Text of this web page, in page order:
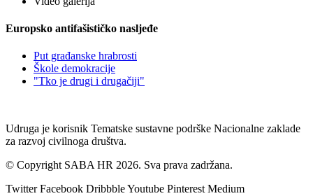
Europsko antifašističko nasljeđe
Put građanske hrabrosti
Škole demokracije
"Tko je drugi i drugačiji"
Udruga je korisnik Tematske sustavne podrške Nacionalne zaklade
za razvoj civilnoga društva.
© Copyright SABA HR 2026. Sva prava zadržana.
Twitter Facebook DribbbleYoutube Pinterest Medium